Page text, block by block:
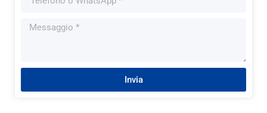
Invia